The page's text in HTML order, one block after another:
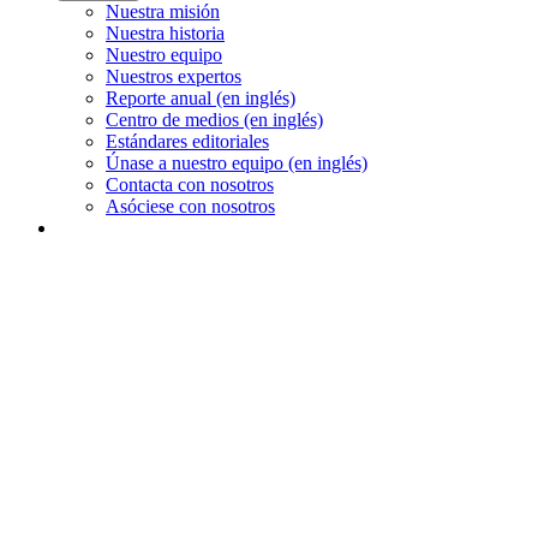
Nuestra misión
Nuestra historia
Nuestro equipo
Nuestros expertos
Reporte anual (en inglés)
Centro de medios (en inglés)
Estándares editoriales
Únase a nuestro equipo (en inglés)
Contacta con nosotros
Asóciese con nosotros